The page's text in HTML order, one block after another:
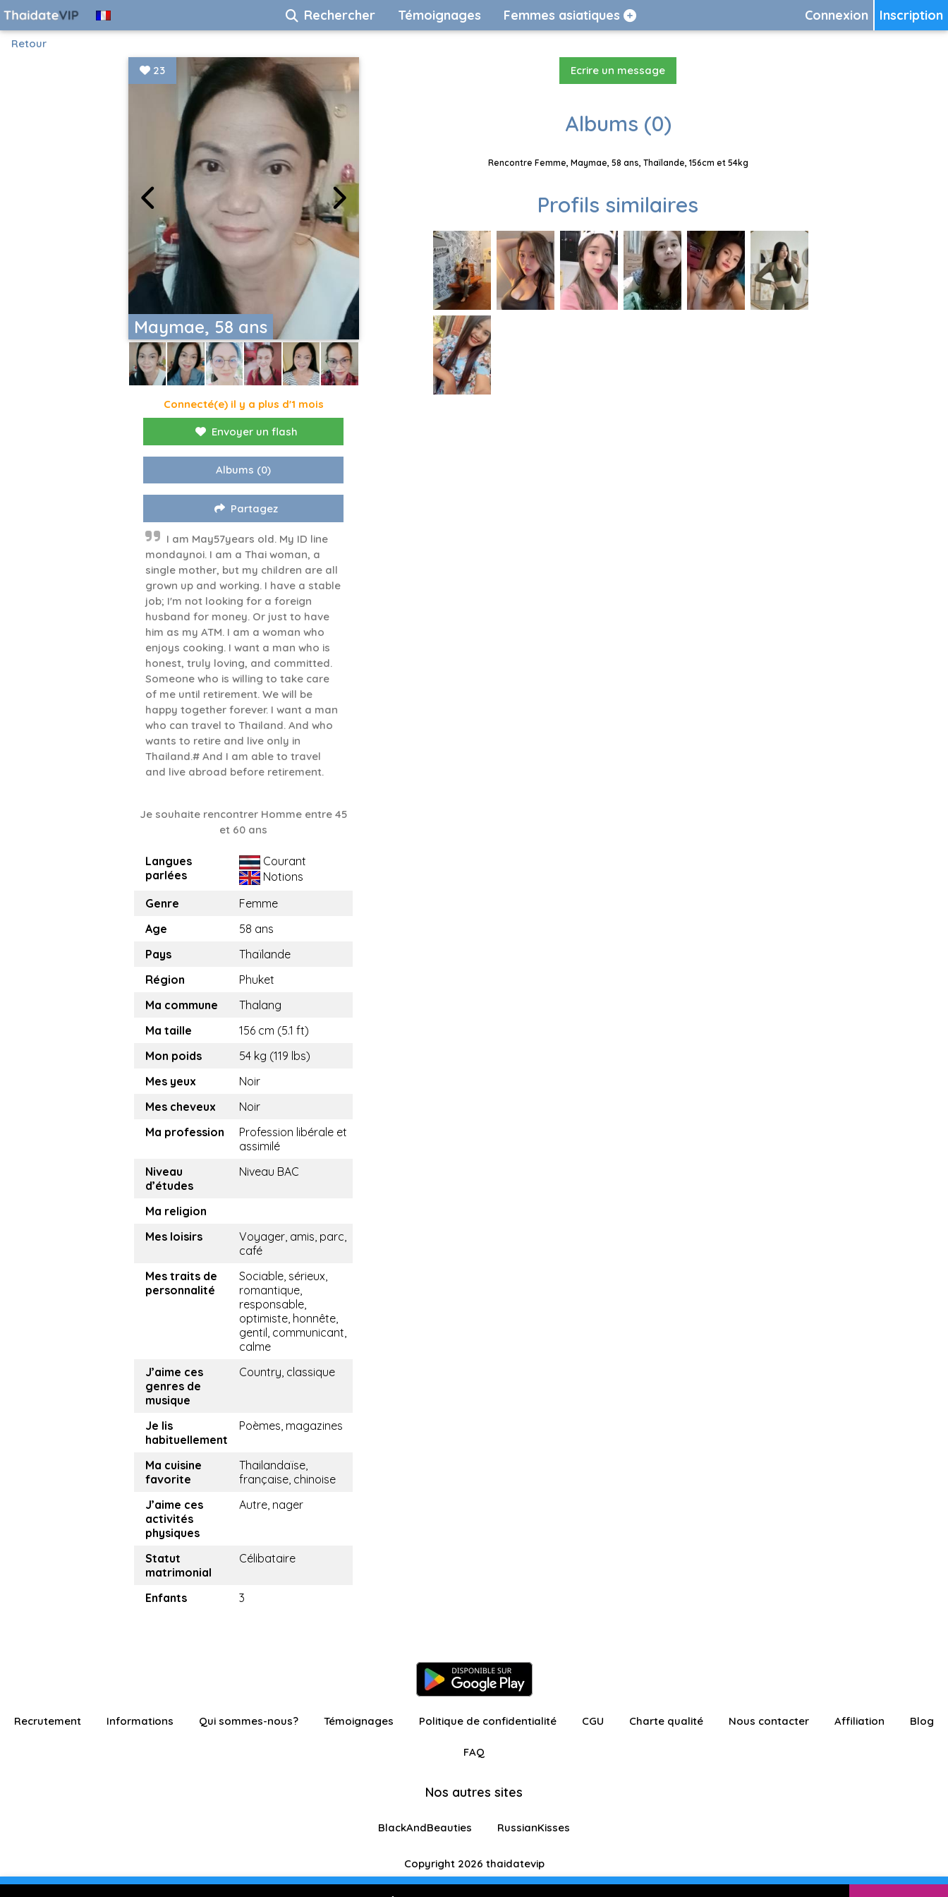
Inscription
Connexion
Rechercher Témoignages Femmes asiatiques
Retour
Maymae, 58 ans
23
Connecté(e) il y a plus d'1 mois
Envoyer un flash
Albums (0)
Partagez
I am May57years old. My ID line
mondaynoi. I am a Thai woman, a
single mother, but my children are all
grown up and working. I have a stable
job; I'm not looking for a foreign
husband for money. Or just to have
him as my ATM. I am a woman who
enjoys cooking. I want a man who is
honest, truly loving, and committed.
Someone who is willing to take care
of me until retirement. We will be
happy together forever. I want a man
who can travel to Thailand. And who
wants to retire and live only in
Thailand.# And I am able to travel
and live abroad before retirement.
Je souhaite rencontrer Homme entre 45
et 60 ans
Langues
parlées
Courant
Notions
Genre
Femme
Age
58 ans
Pays
Thaïlande
Région
Phuket
Ma commune
Thalang
Ma taille
156 cm (5.1 ft)
Mon poids
54 kg (119 lbs)
Mes yeux
Noir
Mes cheveux
Noir
Ma profession
Profession libérale et
assimilé
Niveau
d’études
Niveau BAC
Ma religion
Mes loisirs
Voyager, amis, parc,
café
Mes traits de
personnalité
Sociable, sérieux,
romantique,
responsable,
optimiste, honnête,
gentil, communicant,
calme
J’aime ces
genres de
musique
Country, classique
Je lis
habituellement
Poèmes, magazines
Ma cuisine
favorite
Thailandaïse,
française, chinoise
J’aime ces
activités
physiques
Autre, nager
Statut
matrimonial
Célibataire
Enfants 3
Ecrire un message
Albums (0)
Rencontre Femme, Maymae, 58 ans, Thaïlande, 156cm et 54kg
Profils similaires
Recrutement Informations Qui sommes-nous? Témoignages Politique de confidentialité CGU Charte qualité Nous contacter Affiliation Blog
FAQ
Nos autres sites
BlackAndBeauties RussianKisses
Copyright 2026 thaidatevip